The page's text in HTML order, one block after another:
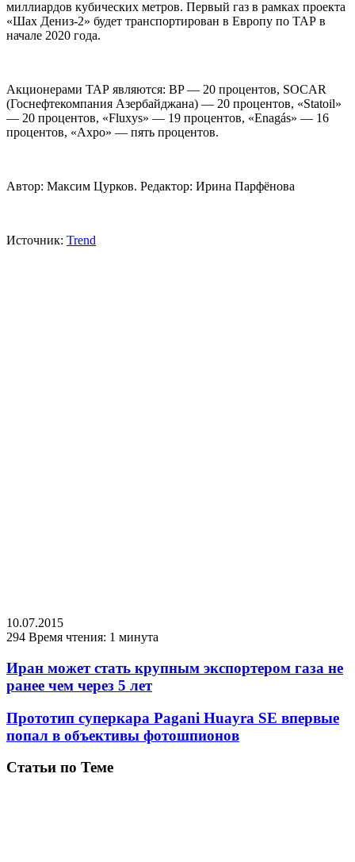
миллиардов кубических метров. Первый газ в рамках проекта
«Шах Дениз-2» будет транспортирован в Европу по ТАР в
начале 2020 года.
Акционерами ТАР являются: BP — 20 процентов, SOCAR
(Госнефтекомпания Азербайджана) — 20 процентов, «Statoil»
— 20 процентов, «Fluxys» — 19 процентов, «Enagás» — 16
процентов, «Axpo» — пять процентов.
Автор: Максим Цурков. Редактор: Ирина Парфёнова
Источник: Trend
10.07.2015
294 Время чтения: 1 минута
Иран может стать крупным экспортером газа не
ранее чем через 5 лет
Прототип суперкара Pagani Huayra SE впервые
попал в объективы фотошпионов
Статьи по Теме